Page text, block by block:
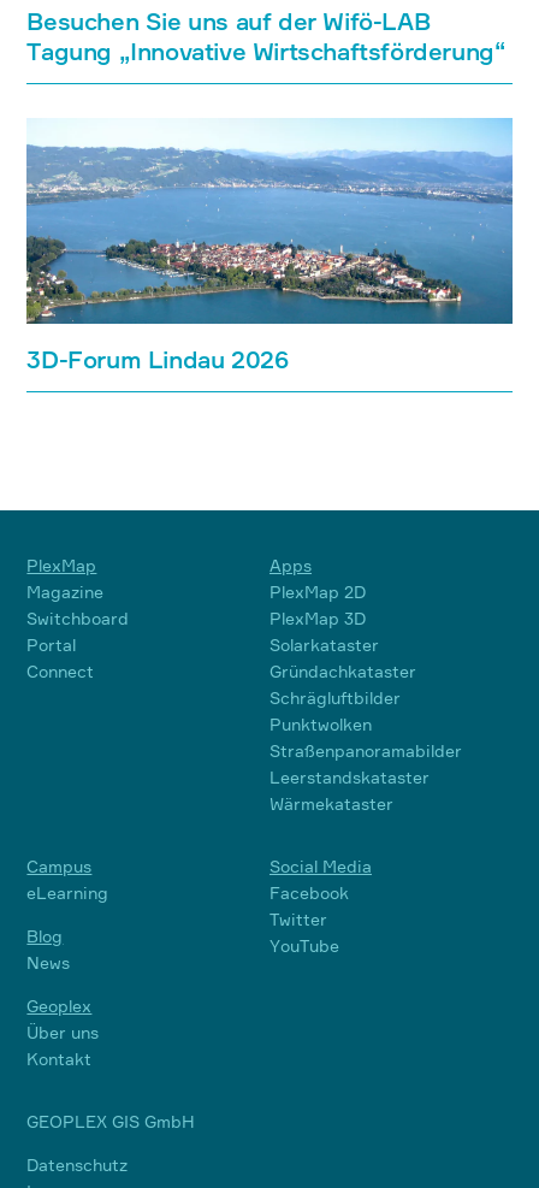
Besuchen Sie uns auf der Wifö-LAB
Tagung „Innovative Wirtschaftsförderung“
3D-Forum Lindau 2026
PlexMap
Magazine
Switchboard
Portal
Connect
Apps
PlexMap 2D
PlexMap 3D
Solarkataster
Gründachkataster
Schrägluftbilder
Punktwolken
Straßenpanoramabilder
Leerstandskataster
Wärmekataster
Campus
eLearning
Blog
News
Geoplex
Über uns
Kontakt
Social Media
Facebook
Twitter
YouTube
GEOPLEX GIS GmbH
Datenschutz